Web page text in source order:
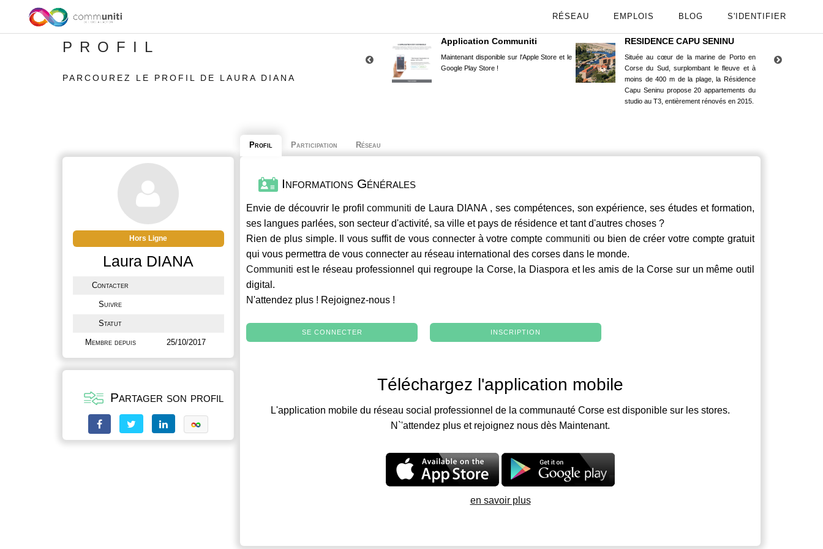
RÉSEAU EMPLOIS BLOG S'IDENTIFIER
PROFIL
PARCOUREZ LE PROFIL DE LAURA DIANA
Application Communiti
Maintenant disponible sur l'Apple Store et le
Google Play Store !
RESIDENCE CAPU SENINU
Située au cœur de la marine de Porto en
Corse du Sud, surplombant le fleuve et à
moins de 400 m de la plage, la Résidence
Capu Seninu propose 20 appartements du
studio au T3, entièrement rénovés en 2015.
Hors Ligne
Laura DIANA
Contacter
Suivre
Statut
Membre depuis 25/10/2017
Partager son profil
Profil Participation Réseau
Informations Générales
Envie de découvrir le profilcommuniti de Laura DIANA , ses compétences, son expérience, ses études et formation,
ses langues parlées, son secteur d'activité, sa ville et pays de résidence et tant d'autres choses ?
Rien de plus simple. Il vous suffit de vous connecter à votre comptecommuniti ou bien de créer votre compte gratuit
qui vous permettra de vous connecter au réseau international des corses dans le monde.
Communiti est le réseau professionnel qui regroupe la Corse, la Diaspora et les amis de la Corse sur un même outil
digital.
N'attendez plus ! Rejoignez-nous !
SE CONNECTER INSCRIPTION
Téléchargez l'application mobile
L'application mobile du réseau social professionnel de la communauté Corse est disponible sur les stores.
N`'attendez plus et rejoignez nous dès Maintenant.
en savoir plus